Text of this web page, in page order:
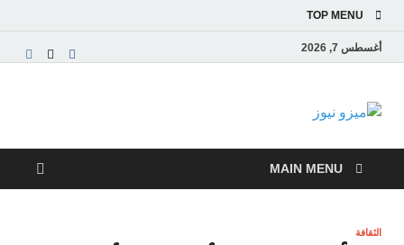
TOP MENU
أغسطس 7, 2026
ميزو نيوز
والاقتصادية
MAIN MENU
الثقافة